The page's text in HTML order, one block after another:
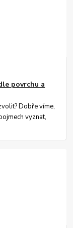
povrchu a
Dobře víme,
vyznat,